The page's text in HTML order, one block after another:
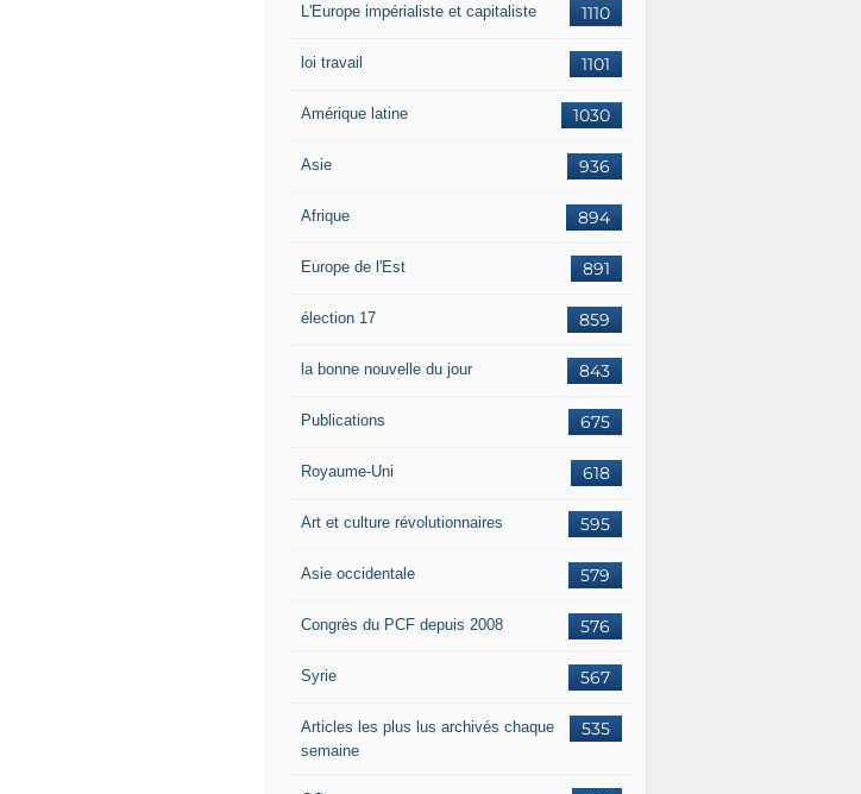
1110
L'Europe impérialiste et capitaliste
1101
loi travail
1030
Amérique latine
936
Asie
894
Afrique
891
Europe de l'Est
859
élection 17
843
la bonne nouvelle du jour
675
Publications
618
Royaume-Uni
595
Art et culture révolutionnaires
579
Asie occidentale
576
Congrès du PCF depuis 2008
567
Syrie
535
Articles les plus lus archivés chaque
semaine